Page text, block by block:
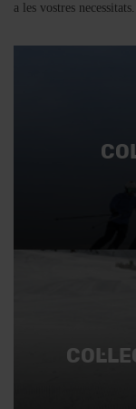
a les vostres necessitats.